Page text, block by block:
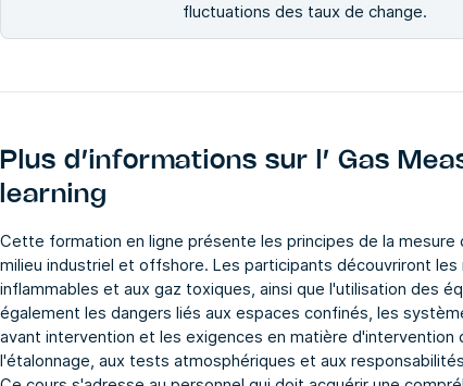
fluctuations des taux de change.
Plus d’informations sur l’ Gas
learning
Cette formation en ligne présente les principes de la
milieu industriel et offshore. Les participants découvriront
inflammables et aux gaz toxiques, ainsi que l'utilisation des
également les dangers liés aux espaces confinés, les
avant intervention et les exigences en matière d'intervention
l'étalonnage, aux tests atmosphériques et aux